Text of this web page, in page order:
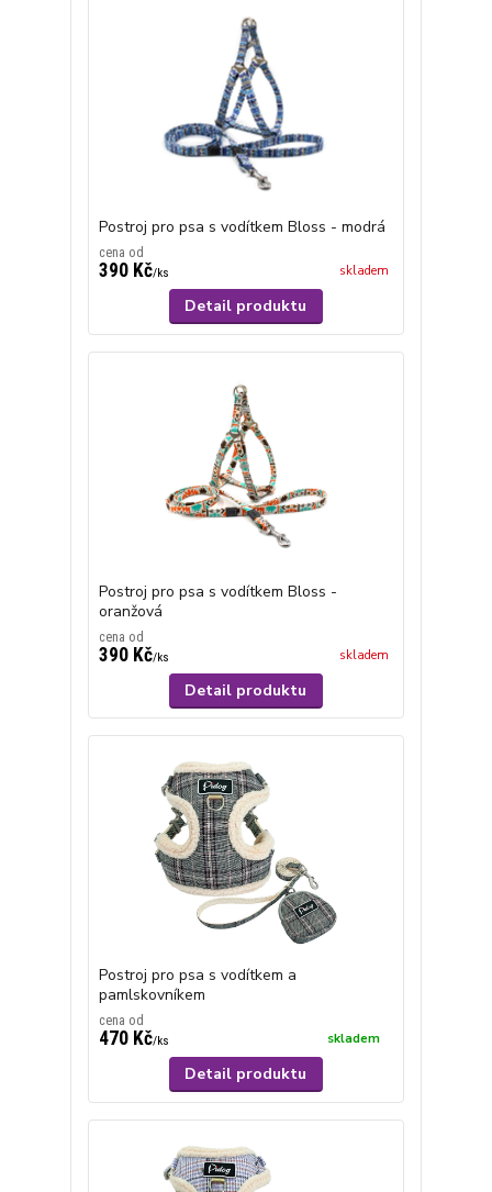
Postroj pro psa s vodítkem Bloss - modrá
cena od
390 Kč/ks skladem
Detail produktu
Postroj pro psa s vodítkem Bloss -
oranžová
cena od
390 Kč/ks skladem
Detail produktu
Postroj pro psa s vodítkem a
pamlskovníkem
cena od
470 Kč/ks skladem
Detail produktu